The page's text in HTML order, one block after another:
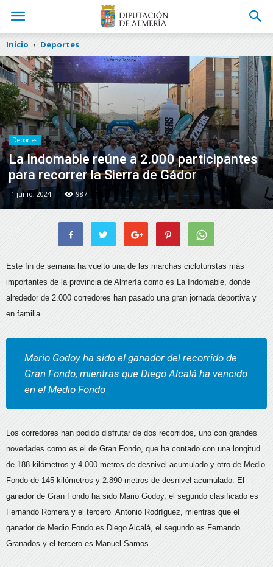
Inicio Deportes
Deportes
La Indomable reúne a 2.000 participantes
para recorrer la Sierra de Gádor
1 junio, 2024 987
Este fin de semana ha vuelto una de las marchas cicloturistas más
importantes de la provincia de Almería como es La Indomable, donde
alrededor de 2.000 corredores han pasado una gran jornada deportiva y
en familia.
Mario Godoy ha sido el ganador del recorrido de
Gran Fondo, mientras que Diego Alcalá ha vencido
en el Medio Fondo
Los corredores han podido disfrutar de dos recorridos, uno con grandes
novedades como es el de Gran Fondo, que ha contado con una longitud
de 188 kilómetros y 4.000 metros de desnivel acumulado y otro de Medio
Fondo de 145 kilómetros y 2.890 metros de desnivel acumulado. El
ganador de Gran Fondo ha sido Mario Godoy, el segundo clasificado es
Fernando Romera y el tercero Antonio Rodríguez, mientras que el
ganador de Medio Fondo es Diego Alcalá, el segundo es Fernando
Granados y el tercero es Manuel Samos.